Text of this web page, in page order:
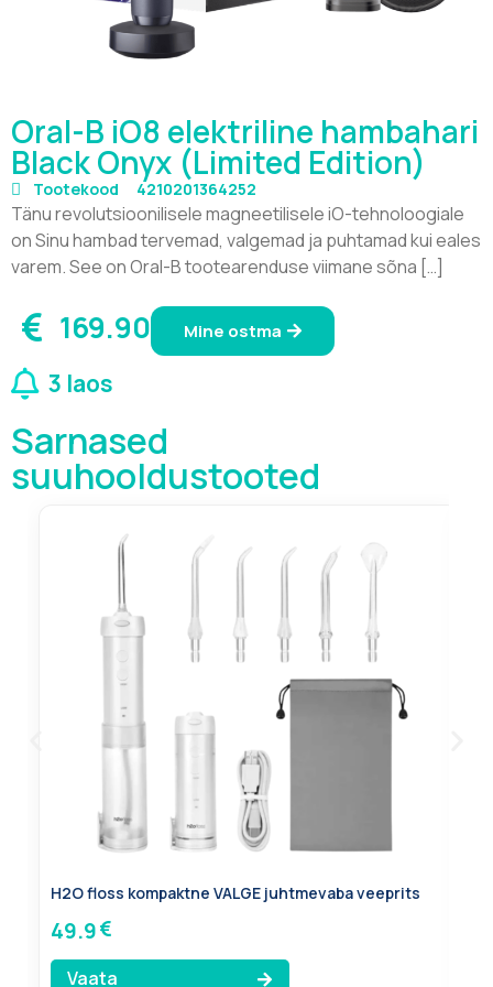
Oral-B iO8 elektriline hambahari
Black Onyx (Limited Edition)
Tootekood 4210201364252
Tänu revolutsioonilisele magneetilisele iO-tehnoloogiale
on Sinu hambad tervemad, valgemad ja puhtamad kui eales
varem. See on Oral-B tootearenduse viimane sõna […]
169.90 Mine ostma
3 laos
Sarnased
suuhooldustooted
H2O floss kompaktne VALGE juhtmevaba veeprits
49.9
Vaata